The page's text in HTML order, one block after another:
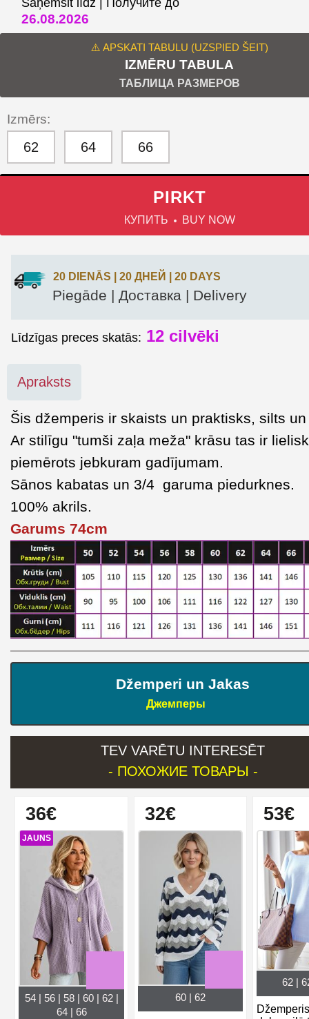
Saņemsit līdz | Получите до
26.08.2026
⚠️ APSKATI TABULU (UZSPIED ŠEIT)
IZMĒRU TABULA
ТАБЛИЦА РАЗМЕРОВ
Izmērs:
62 64 66
PIRKT
КУПИТЬ BUY NOW
20 DIENĀS | 20 ДНЕЙ | 20 DAYS
Piegāde | Доставка | Delivery
Līdzīgas preces skatās: 12 cilvēki
Apraksts
Šis džemperis ir skaists un praktisks, silts
Ar stilīgu "tumši zaļa meža" krāsu tas ir
piemērots jebkuram gadījumam.
Sānos kabatas un 3/4 garuma piedurknes.
100% akrils.
Garums 74cm
Džemperi un Jakas
Джемперы
TEV VARĒTU INTERESĒT
- ПОХОЖИЕ ТОВАРЫ -
36€
JAUNS
54 | 56 | 58 | 60 | 62 |
64 | 66
32€
60 | 62
53€
62 |
Džemperis